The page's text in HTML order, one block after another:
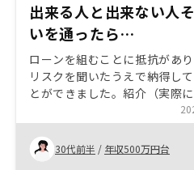
出来る人と出来ない人
いを通ったら…
ローンを組むことに抵抗があり
リスクを聞いたうえで納得し
とができました。紹介（実際
る人がいる）の安心感もあり
たてNISAをはじめたところで
味があったので、自分の払える
投資に回そうと思いました。
30代前半 / 年収500万円台